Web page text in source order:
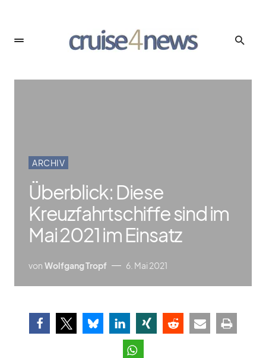
ARCHIV
Überblick: Diese
Kreuzfahrtschiffe sind im
Mai 2021 im Einsatz
von Wolfgang Tropf 6. Mai 2021